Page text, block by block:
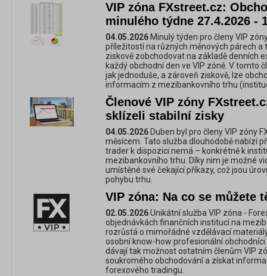
VIP zóna FXstreet.cz:
minulého týdne 27.4.2026 -
04.05.2026 Minulý týden pro členy VIP
příležitostí na různých měnových párech a
ziskově zobchodovat na základě denních
každý obchodní den ve VIP zóně. V tomto
jak jednoduše, a zároveň ziskově, lze
informacím z mezibankovního trhu
Členové VIP zóny
sklízeli stabilní zisky
04.05.2026 Duben byl pro členy VIP zóny
měsícem. Tato služba dlouhodobě nabízí
trader k dispozici nemá – konkrétně k
mezibankovního trhu. Díky nim je možné
umístěné své čekající příkazy, což jsou
pohybu trhu.
VIP zóna: Na co se můžete
02.05.2026Unikátní služba VIP zóna -
objednávkách finančních institucí na
rozrůstá o mimořádné vzdělávací
osobní know-how profesionální
dávají tak možnost ostatním členům VIP
soukromého obchodování a získat
forexového tradingu.